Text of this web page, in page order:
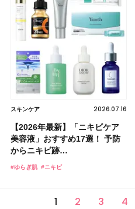
スキンケア 2026.07.16
【2026年最新】「ニキビケア
美容液」おすすめ17選！ 予防
からニキビ跡…
#ゆらぎ肌 #ニキビ
1 2 3 4